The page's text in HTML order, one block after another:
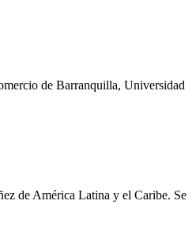
de Barranquilla, Universidad
de América Latina y el Caribe. Se